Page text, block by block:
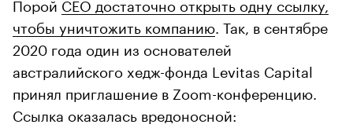
чтобы уничтожить компанию . Так, в сентябре
2020 года один из основателей
австралийского хедж-фонда Levitas Capital
принял приглашение в Zoom-конференцию.
Ссылка оказалась вредоносной: